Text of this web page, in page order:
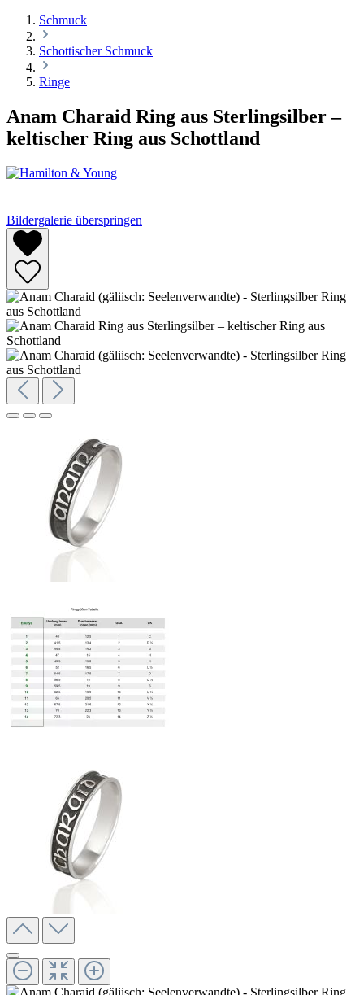
Schmuck
Schottischer Schmuck
Ringe
Anam Charaid Ring aus Sterlingsilber –
keltischer Ring aus Schottland
Bildergalerie überspringen